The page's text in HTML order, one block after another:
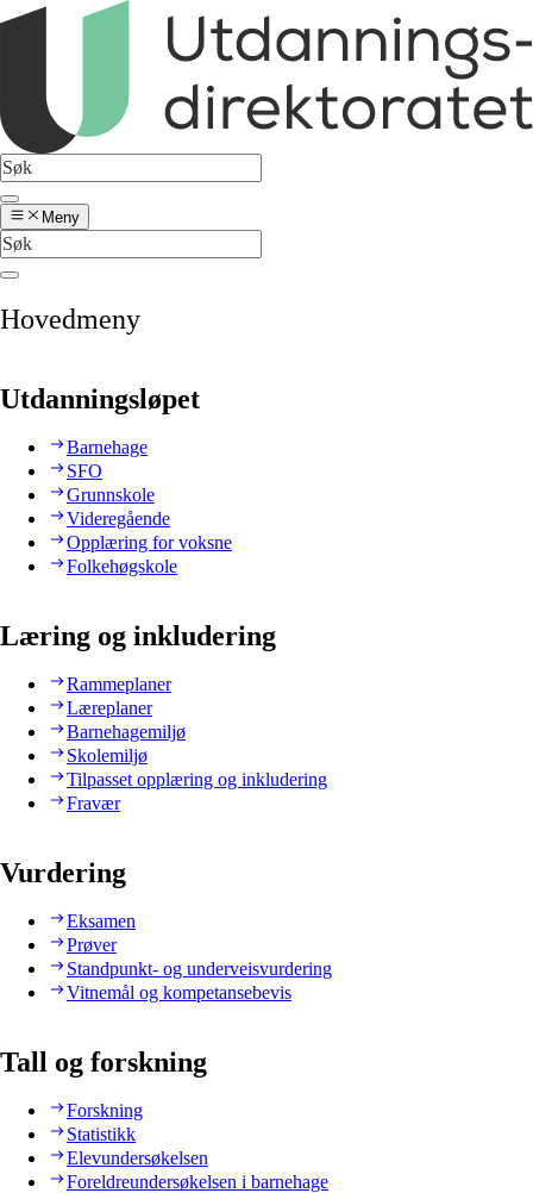
Meny
Hovedmeny
Utdanningsløpet
Barnehage
SFO
Grunnskole
Videregående
Opplæring for voksne
Folkehøgskole
Læring og inkludering
Rammeplaner
Læreplaner
Barnehagemiljø
Skolemiljø
Tilpasset opplæring og inkludering
Fravær
Vurdering
Eksamen
Prøver
Standpunkt- og underveisvurdering
Vitnemål og kompetansebevis
Tall og forskning
Forskning
Statistikk
Elevundersøkelsen
Foreldreundersøkelsen i barnehage